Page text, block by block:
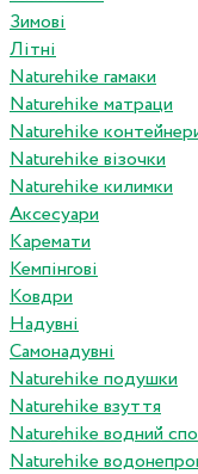
Зимові
Літні
Naturehike гамаки
Naturehike матраци
Naturehike
Naturehike візочки
Naturehike килимки
Аксесуари
Каремати
Кемпінгові
Ковдри
Надувні
Самонадувні
Naturehike подушки
Naturehike взуття
Naturehike водний
Naturehike